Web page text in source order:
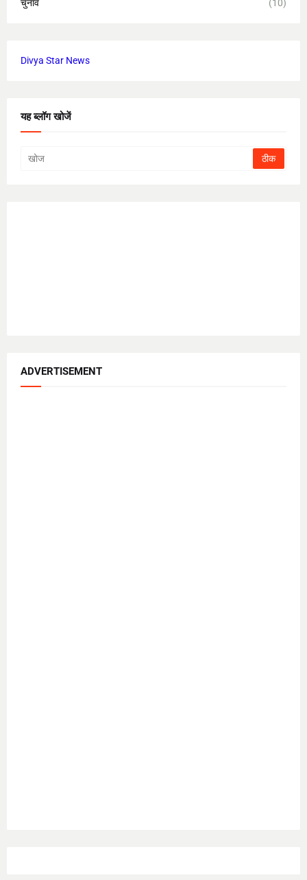
चुनाव (10)
Divya Star News
यह ब्लॉग खोजें
ADVERTISEMENT